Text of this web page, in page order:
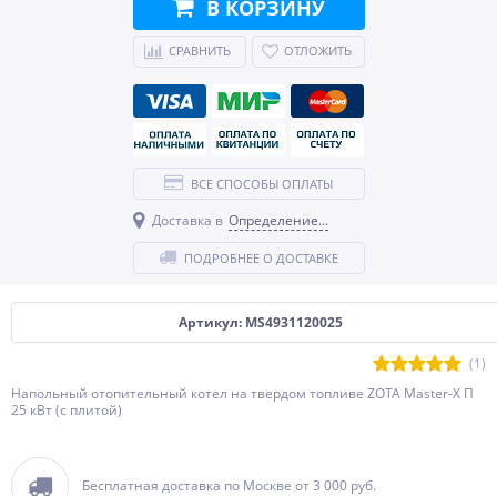
Артикул: MS4931120025
(1)
Напольный отопительный котел на твердом топливе ZOTA Master-X П
25 кВт (с плитой)
Бесплатная доставка по Москве от 3 000 руб.
В КОРЗИНУ
СРАВНИТЬ ОТЛОЖИТЬ
ВСЕ СПОСОБЫ ОПЛАТЫ
Доставка в Определение...
ПОДРОБНЕЕ О ДОСТАВКЕ